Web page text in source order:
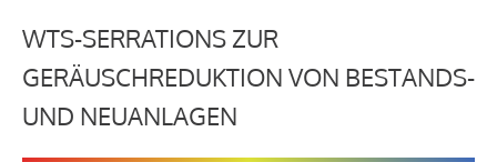
WTS-SERRATIONS ZUR
GERÄUSCHREDUKTION VON BESTANDS-
UND NEUANLAGEN